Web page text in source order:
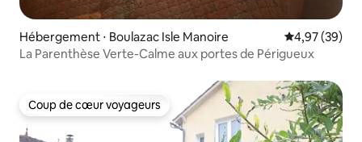
Hébergement ⋅ Boulazac Isle Manoire Évaluation
4,97 (39)
La Parenthèse Verte-Calme aux portes de Périgueux
Coup de cœur voyageurs
Coup de cœur voyageurs